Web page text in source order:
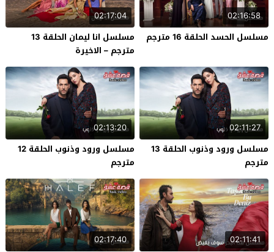
02:16:58
مسلسل الحسد الحلقة 16 مترجم
02:17:04
مسلسل انا ليمان الحلقة 13
مترجم – الاخيرة
02:11:27
مسلسل ورود وذنوب الحلقة 13
مترجم
02:13:20
مسلسل ورود وذنوب الحلقة 12
مترجم
02:11:41
02:17:40